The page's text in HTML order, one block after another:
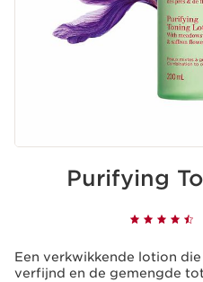
Purifying
Een verkwikkende lotion
verfijnd en de gemengde